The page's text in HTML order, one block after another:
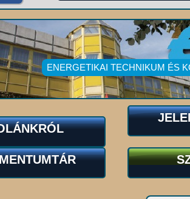
ENERGETIKAI TECHNIKUM ÉS